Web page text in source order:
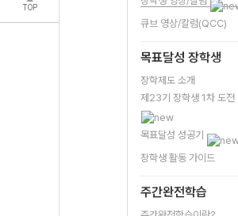
TOP
큐브 영상/칼럼(QCC)
목표달성 장학생
장학제도 소개
제23기 장학생 1차 도전
목표달성 성공기
장학생 활동 가이드
주간완전학습